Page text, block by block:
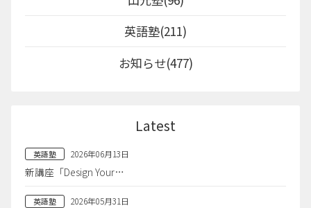
英語塾(211)
お知らせ(477)
Latest
英語塾 2026年06月13日
新講座「Design Your…
英語塾 2026年05月31日